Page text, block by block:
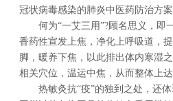
冠状病毒感染的肺炎中医药防治方
何为“一艾三用”?顾名思义，即
香药性宣发上焦，净化上呼吸道，
脚，暖养下焦，以此排出体内寒湿
相关穴位，温运中焦，从而整体上
热敏灸抗“疫”的独到之处，还